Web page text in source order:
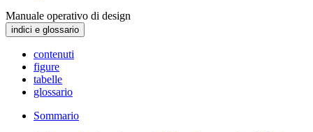
Manuale operativo di design
indici e glossario
contenuti
figure
tabelle
glossario
Sommario